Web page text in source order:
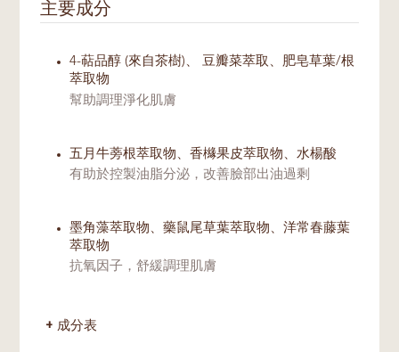
主要成分
4-萜品醇 (來自茶樹)、 豆瓣菜萃取、肥皂草葉/根
萃取物
幫助調理淨化肌膚
五月牛蒡根萃取物、香櫞果皮萃取物、水楊酸
有助於控製油脂分泌，改善臉部出油過剩
墨角藻萃取物、藥鼠尾草葉萃取物、洋常春藤葉
萃取物
抗氧因子，舒緩調理肌膚
成分表